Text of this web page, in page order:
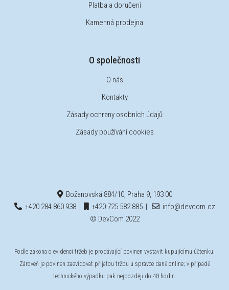
Platba a doručení
Kamenná prodejna
O společnosti
O nás
Kontakty
Zásady ochrany osobních údajů
Zásady používání cookies
Božanovská 884/10, Praha 9, 193 00
+420 284 860 938| +420 725 582 885|
info@devcom.cz
© DevCom 2022
Podle zákona o evidenci tržeb je prodávající povinen vystavit kupujícímu účtenku.
Zároveň je povinen zaevidovat přijatou tržbu u správce daně online; v případě
technického výpadku pak nejpozději do 48 hodin.